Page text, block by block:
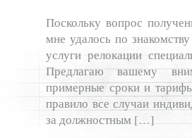
Поскольку вопрос
мне удалось по
услуги релокации
Предлагаю вашему
примерные сроки и
правило все случаи
за должностным […]